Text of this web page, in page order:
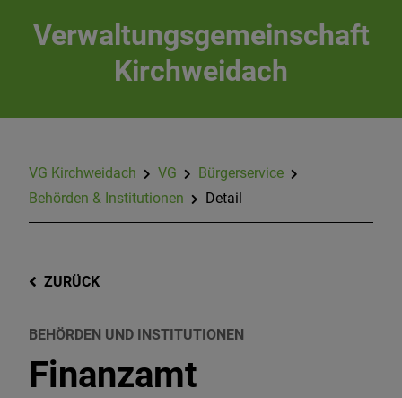
Verwaltungsgemeinschaft
Kirchweidach
VG Kirchweidach VG
Bürgerservice
Behörden & Institutionen
Detail
ZURÜCK
BEHÖRDEN UND INSTITUTIONEN
Finanzamt